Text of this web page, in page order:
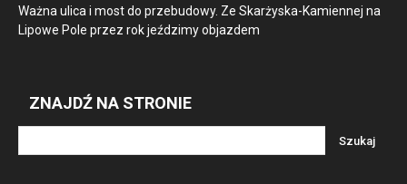
Ważna ulica i most do przebudowy. Ze Skarżyska-Kamiennej na
Lipowe Pole przez rok jeździmy objazdem
ZNAJDŹ NA STRONIE